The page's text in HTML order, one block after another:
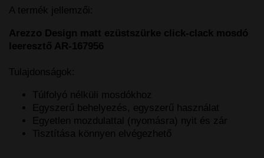
A termék jellemzői:
Arezzo Design matt ezüstszürke click-clack mosdó
leeresztő AR-167956
Tulajdonságok:
Túlfolyó nélküli mosdókhoz
Egyszerű behelyezés, egyszerű használat
Egyetlen mozdulattal (nyomásra) nyit és zár
Tisztítása könnyen elvégezhető